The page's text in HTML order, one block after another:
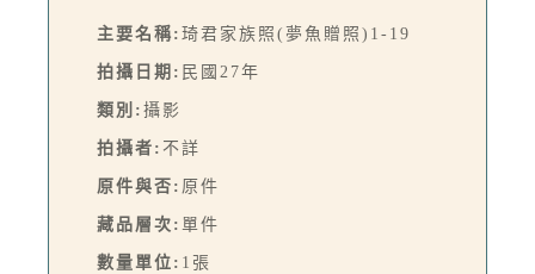
主要名稱: 琦君家族照(夢魚贈照)1-19
拍攝日期: 民國27年
類別: 攝影
拍攝者: 不詳
原件與否: 原件
藏品層次: 單件
數量單位: 1張